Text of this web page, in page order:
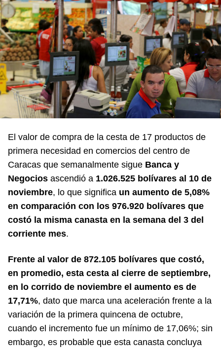
El valor de compra de la cesta de 17 productos de
primera necesidad en comercios del centro de
Caracas que semanalmente sigue Banca y
Negocios ascendió a 1.026.525 bolívares al 10 de
noviembre, lo que significa un aumento de 5,08%
en comparación con los 976.920 bolívares que
costó la misma canasta en la semana del 3 del
corriente mes.
Frente al valor de 872.105 bolívares que costó,
en promedio, esta cesta al cierre de septiembre,
en lo corrido de noviembre el aumento es de
17,71%, dato que marca una aceleración frente a la
variación de la primera quincena de octubre,
cuando el incremento fue un mínimo de 17,06%; sin
embargo, es probable que esta canasta concluya